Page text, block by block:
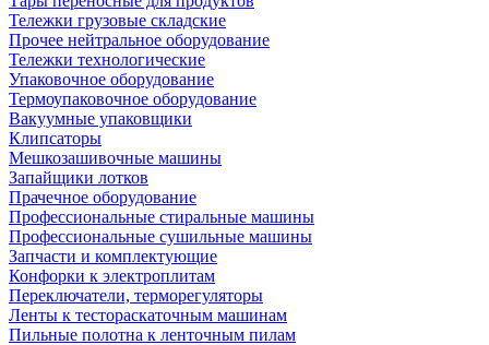
Тележки грузовые складские
Прочее нейтральное оборудование
Тележки технологические
Упаковочное оборудование
Термоупаковочное оборудование
Вакуумные упаковщики
Клипсаторы
Мешкозашивочные машины
Запайщики лотков
Прачечное оборудование
Профессиональные стиральные машины
Профессиональные сушильные машины
Запчасти и комплектующие
Конфорки к электроплитам
Переключатели, терморегуляторы
Ленты к тестораскаточным машинам
Пильные полотна к ленточным пилам